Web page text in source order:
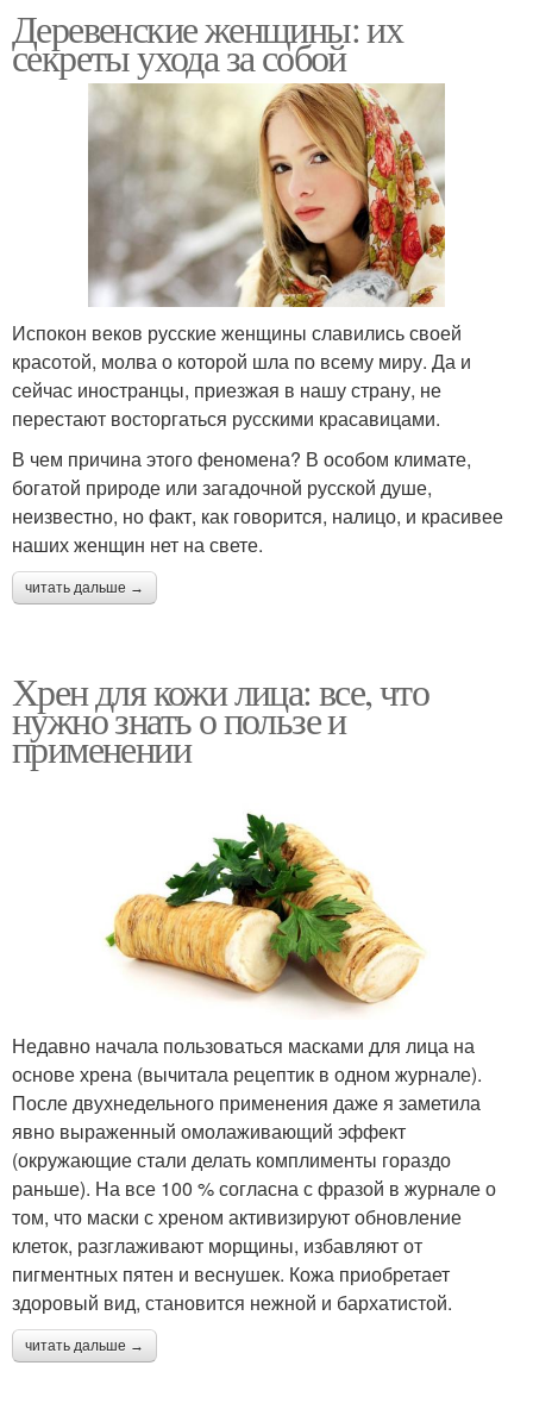
Деревенские женщины: их
секреты ухода за собой
Испокон веков русские женщины славились своей
красотой, молва о которой шла по всему миру. Да и
сейчас иностранцы, приезжая в нашу страну, не
перестают восторгаться русскими красавицами.
В чем причина этого феномена? В особом климате,
богатой природе или загадочной русской душе,
неизвестно, но факт, как говорится, налицо, и красивее
наших женщин нет на свете.
читать дальше →
Хрен для кожи лица: все, что
нужно знать о пользе и
применении
Недавно начала пользоваться масками для лица на
основе хрена (вычитала рецептик в одном журнале).
После двухнедельного применения даже я заметила
явно выраженный омолаживающий эффект
(окружающие стали делать комплименты гораздо
раньше). На все 100 % согласна с фразой в журнале о
том, что маски с хреном активизируют обновление
клеток, разглаживают морщины, избавляют от
пигментных пятен и веснушек. Кожа приобретает
здоровый вид, становится нежной и бархатистой.
читать дальше →